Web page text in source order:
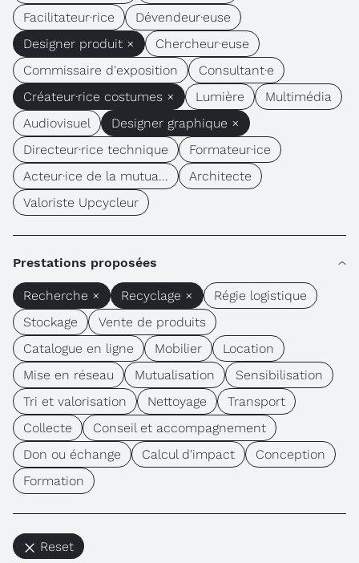
Facilitateur·rice
Dévendeur·euse
Designer produit ×
Chercheur·euse
Commissaire d'exposition
Consultant·e
Créateur·rice costumes ×
Lumière
Multimédia
Audiovisuel
Designer graphique ×
Directeur·rice technique
Formateur·ice
Acteur·ice de la mutua...
Architecte
Valoriste Upcycleur
Prestations proposées
Recherche × Recyclage ×
Régie logistique
Stockage
Vente de produits
Catalogue en ligne
Mobilier
Location
Mise en réseau
Mutualisation
Sensibilisation
Tri et valorisation
Nettoyage
Transport
Collecte
Conseil et accompagnement
Don ou échange
Calcul d'impact
Conception
Formation
Reset